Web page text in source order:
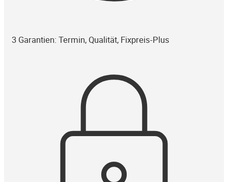
3 Garantien: Termin, Qualität, Fixpreis-Plus